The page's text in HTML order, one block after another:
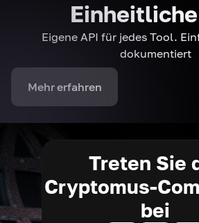
Eigene API für jedes Tool.
dokumentiert
Mehr erfahren
Treten Sie
Cryptomus-
bei